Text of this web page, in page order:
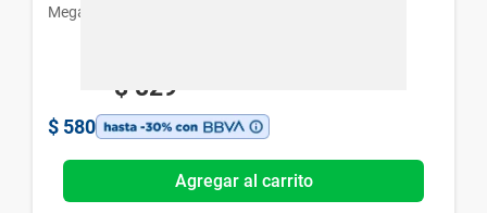
Megalabs
$ 829
$ 580
Agregar al carrito